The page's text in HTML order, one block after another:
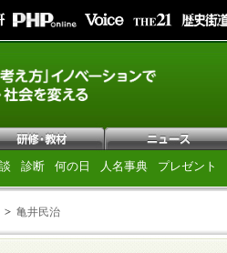
診断 何の日 人名事典 プレゼント
亀井民治